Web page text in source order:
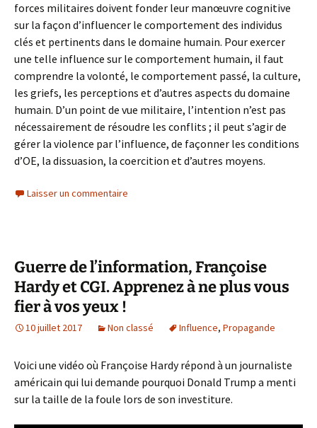
forces militaires doivent fonder leur manœuvre cognitive
sur la façon d’influencer le comportement des individus
clés et pertinents dans le domaine humain. Pour exercer
une telle influence sur le comportement humain, il faut
comprendre la volonté, le comportement passé, la culture,
les griefs, les perceptions et d’autres aspects du domaine
humain. D’un point de vue militaire, l’intention n’est pas
nécessairement de résoudre les conflits ; il peut s’agir de
gérer la violence par l’influence, de façonner les conditions
d’OE, la dissuasion, la coercition et d’autres moyens.
Laisser un commentaire
Guerre de l’information, Françoise
Hardy et CGI. Apprenez à ne plus vous
fier à vos yeux !
10 juillet 2017 Non classé Influence, Propagande
Voici une vidéo où Françoise Hardy répond à un journaliste
américain qui lui demande pourquoi Donald Trump a menti
sur la taille de la foule lors de son investiture.